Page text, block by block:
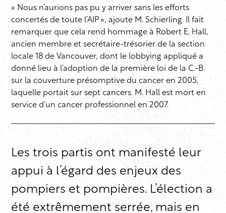
« Nous n’aurions pas pu y arriver sans les efforts
concertés de toute l’AIP », ajoute M. Schierling. Il fait
remarquer que cela rend hommage à Robert E. Hall,
ancien membre et secrétaire-trésorier de la section
locale 18 de Vancouver, dont le lobbying appliqué a
donné lieu à l’adoption de la première loi de la C.-B.
sur la couverture présomptive du cancer en 2005,
laquelle portait sur sept cancers. M. Hall est mort en
service d’un cancer professionnel en 2007.
Les trois partis ont manifesté leur
appui à l’égard des enjeux des
pompiers et pompières. L’élection a
été extrêmement serrée, mais en